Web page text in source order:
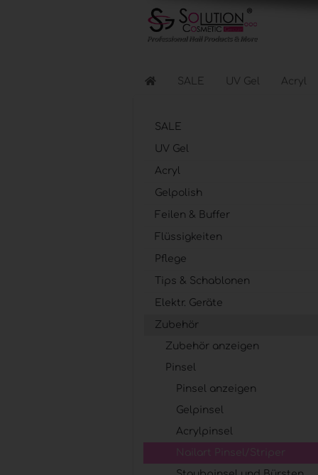
SALE UV Gel Acryl
Reinigen & Entfernen
Nagellacke & Coats
Haftung & Kleber
Elektr. Geräte anzeigen
Lichthärtungsgeräte
Fräser & Zubehör
Zubehör anzeigen
Pinsel
Hilfsmittel & Arbeitsutensilien
Hygiene & Schutz
SALE
UV Gel
Acryl
Gelpolish
Feilen & Buffer
Flüssigkeiten
Pflege
Tips & Schablonen
Elektr. Geräte
Zubehör
Zubehör anzeigen
Pinsel
Pinsel anzeigen
Gelpinsel
Acrylpinsel
Nailart Pinsel/Striper